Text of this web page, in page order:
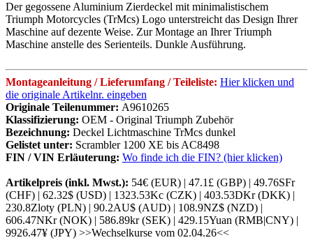
Der gegossene Aluminium Zierdeckel mit minimalistischem
Triumph Motorcycles (TrMcs) Logo unterstreicht das Design Ihrer
Maschine auf dezente Weise. Zur Montage an Ihrer Triumph
Maschine anstelle des Serienteils. Dunkle Ausführung.
Montageanleitung / Lieferumfang / Teileliste: Hier klicken und
die originale Artikelnr. eingeben
Originale Teilenummer: A9610265
Klassifizierung: OEM - Original Triumph Zubehör
Bezeichnung: Deckel Lichtmaschine TrMcs dunkel
Gelistet unter: Scrambler 1200 XE bis AC8498
FIN / VIN Erläuterung: Wo finde ich die FIN? (hier klicken)
Artikelpreis (inkl. Mwst.): 54€ (EUR) | 47.1£ (GBP) | 49.76SFr
(CHF) | 62.32$ (USD) | 1323.53Kc (CZK) | 403.53DKr (DKK) |
230.8Zloty (PLN) | 90.2AU$ (AUD) | 108.9NZ$ (NZD) |
606.47NKr (NOK) | 586.89kr (SEK) | 429.15Yuan (RMB|CNY) |
9926.47¥ (JPY) >>Wechselkurse vom 02.04.26<<